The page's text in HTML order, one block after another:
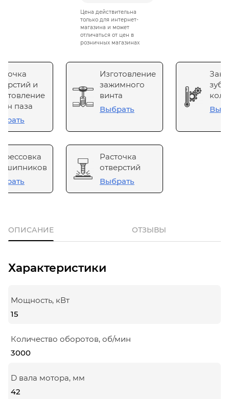
Цена действительна
только для интернет-
магазина и может
отличаться от цен в
розничных магазинах
и
паза
Изготовление
зажимного
винта
Выбрать
Расточка
отверстий
Выбрать
ОПИСАНИЕ ОТЗЫВЫ
Характеристики
Мощность, кВт
15
Количество оборотов, об/мин
3000
D вала мотора, мм
42